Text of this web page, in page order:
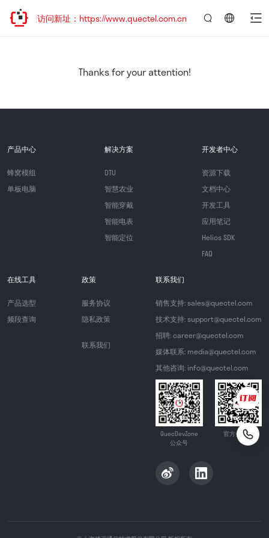
，欢迎访问新址：https://www.quectel.com.cn
Thanks for your attention!
产品中心
蜂窝模组
单板电脑
解决方案
DTU
智慧农业
智能穿戴
智能电表
智能定位
开发者中心
资源下载
文档中心
开发工具
应用笔记
Helios SDK
FAQ
在线工具
产品选型
频段查询
政策
服务协议
隐私政策
联系我们
联系我们
销售支持: sales@quectel.com
技术支持: support@quectel.com
招聘: career@quectel.com
媒体联系: media@quectel.com
其他咨询: info@quectel.com
QuecDevZone
公众号
官方公众号